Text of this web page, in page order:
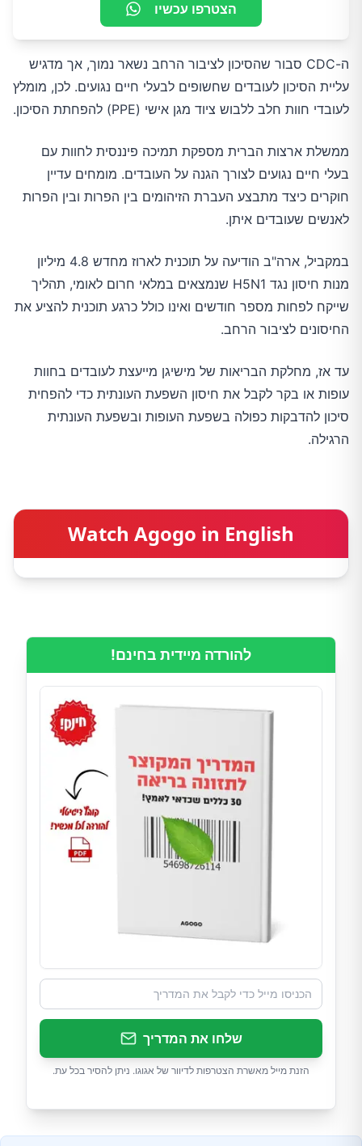
הצטרפו עכשיו
ה-CDC סבור שהסיכון לציבור הרחב נשאר נמוך, אך מדגיש
עליית הסיכון לעובדים שחשופים לבעלי חיים נגועים. לכן, מומלץ
לעובדי חוות חלב ללבוש ציוד מגן אישי (PPE) להפחתת הסיכון.
ממשלת ארצות הברית מספקת תמיכה פיננסית לחוות עם
בעלי חיים נגועים לצורך הגנה על העובדים. מומחים עדיין
חוקרים כיצד מתבצע העברת הזיהומים בין הפרות ובין הפרות
לאנשים שעובדים איתן.
במקביל, ארה"ב הודיעה על תוכנית לארוז מחדש 4.8 מיליון
מנות חיסון נגד H5N1 שנמצאים במלאי חרום לאומי, תהליך
שייקח לפחות מספר חודשים ואינו כולל כרגע תוכנית להציע את
החיסונים לציבור הרחב.
עד אז, מחלקת הבריאות של מישיגן מייעצת לעובדים בחוות
עופות או בקר לקבל את חיסון השפעת העונתית כדי להפחית
סיכון להדבקות כפולה בשפעת העופות ובשפעת העונתית
הרגילה.
Watch Agogo in English
להורדה מיידית בחינם!
שלחו את המדריך
הזנת מייל מאשרת הצטרפות לדיוור של אגוגו. ניתן להסיר בכל עת.